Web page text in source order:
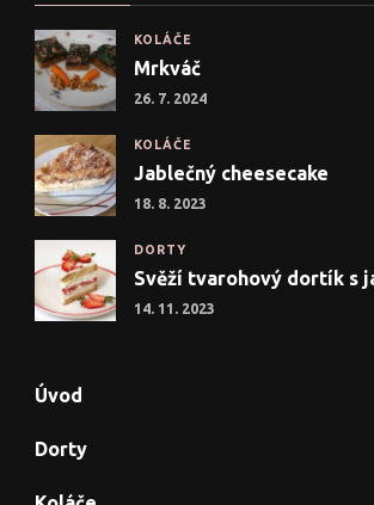
KOLÁČE
Mrkváč
26. 7. 2024
KOLÁČE
Jablečný cheesecake
18. 8. 2023
DORTY
Svěží tvarohový dortík s
14. 11. 2023
Úvod
Dorty